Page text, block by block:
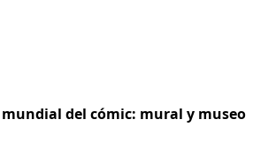
del cómic: mural y museo